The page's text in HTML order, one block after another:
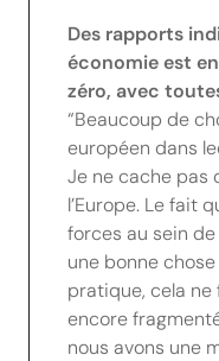
Des rapports
économie est
zéro, avec
“Beaucoup de
européen dans
Je ne cache pas
l’Europe. Le fait
forces au sein
une bonne
pratique, cela
encore
nous avons une